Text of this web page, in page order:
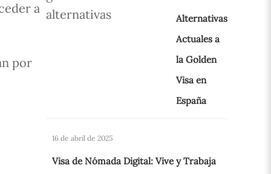
a
por
Alternativas
Actuales a
la Golden
Visa en
España
16 de abril de 2025
Visa de Nómada Digital: Vive y Trabaja